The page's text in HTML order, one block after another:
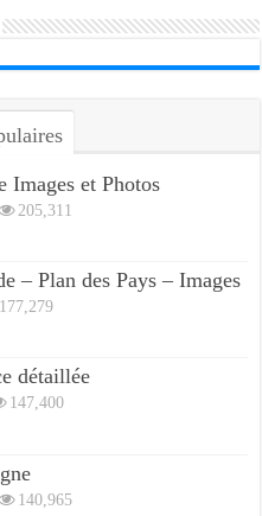
Images et Photos
205,311
– Plan des Pays – Images
177,279
détaillée
147,400
140,965